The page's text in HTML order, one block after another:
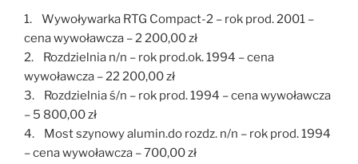
1. Wywoływarka RTG Compact-2 – rok prod. 2001 –
cena wywoławcza – 2 200,00 zł
2. Rozdzielnia n/n – rok prod.ok. 1994 – cena
wywoławcza – 22 200,00 zł
3. Rozdzielnia ś/n – rok prod. 1994 – cena wywoławcza
– 5 800,00 zł
4. Most szynowy alumin.do rozdz. n/n – rok prod. 1994
– cena wywoławcza – 700,00 zł